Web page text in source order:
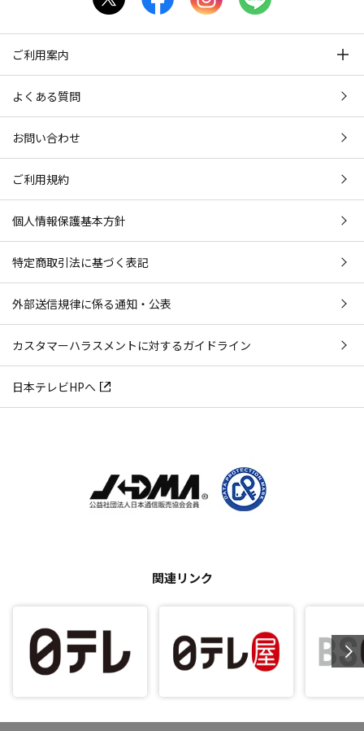
ご利用案内
よくある質問
お問い合わせ
ご利用規約
個人情報保護基本方針
特定商取引法に基づく表記
外部送信規律に係る通知・公表
カスタマーハラスメントに対するガイドライン
日本テレビHPへ
関連リンク